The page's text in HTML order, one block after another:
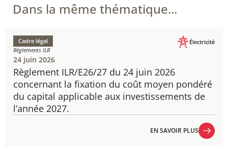
Dans la même thématique...
Règlement ILR/E26/27 du 24 juin 2026
concernant la fixation du coût moyen pondéré
du capital applicable aux investissements de
l’année 2027.
Cadre légal
Règlements ILR
Électricité
24 juin 2026
EN SAVOIR PLUS